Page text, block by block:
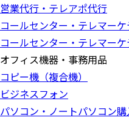
営業代行・テレアポ代行
コールセンター・テレマーケ
コールセンター・テレマーケ
オフィス機器・事務用品
コピー機（複合機）
ビジネスフォン
パソコン・ノートパソコン購